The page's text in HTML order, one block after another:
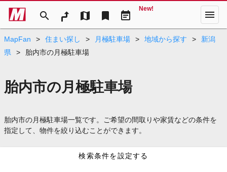
search map bookmark event_note
New! menu
MapFan > 住まい探し > 月極駐車場 > 地域から探す >
新潟
県
> 胎内市の月極駐車場
胎内市の月極駐車場
胎内市の月極駐車場一覧です。ご希望の間取りや家賃などの条件を
指定して、物件を絞り込むことができます。
検索条件を設定する